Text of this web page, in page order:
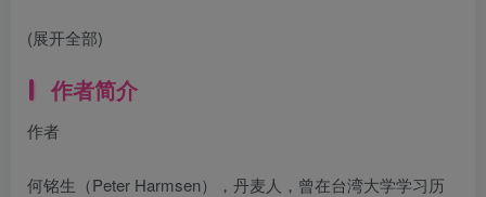
(展开全部)
作者简介
作者
何铭生（Peter Harmsen），丹麦人，曾在台湾大学学习历